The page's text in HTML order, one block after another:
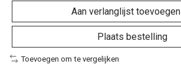
Aan verlanglijst toevoegen
Plaats bestelling
Toevoegen om te vergelijken